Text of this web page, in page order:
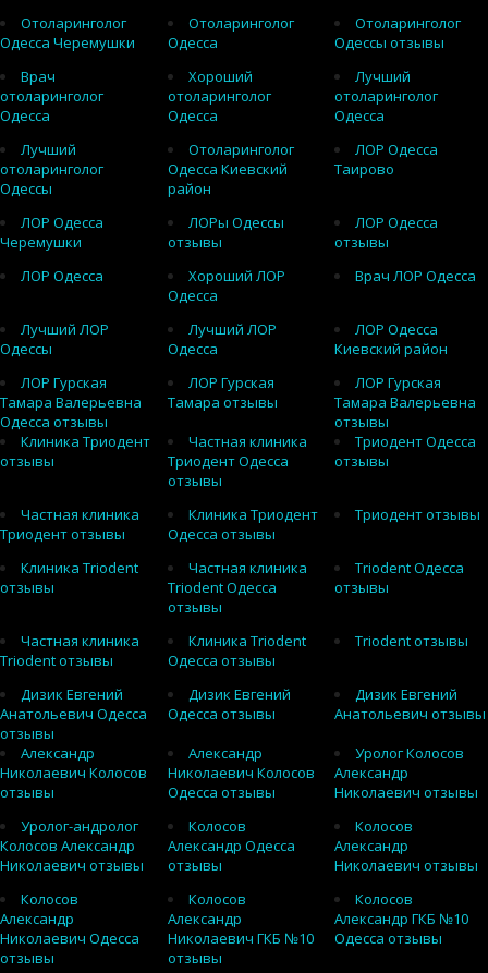
Отоларинголог
Одесса Черемушки
Отоларинголог
Одесса
Отоларинголог
Одессы отзывы
Врач
отоларинголог
Одесса
Хороший
отоларинголог
Одесса
Лучший
отоларинголог
Одесса
Лучший
отоларинголог
Одессы
Отоларинголог
Одесса Киевский
район
ЛОР Одесса
Таирово
ЛОР Одесса
Черемушки
ЛОРы Одессы
отзывы
ЛОР Одесса
отзывы
ЛОР Одесса
Хороший ЛОР
Одесса
Врач ЛОР Одесса
Лучший ЛОР
Одессы
Лучший ЛОР
Одесса
ЛОР Одесса
Киевский район
ЛОР Гурская
Тамара Валерьевна
Одесса отзывы
ЛОР Гурская
Тамара отзывы
ЛОР Гурская
Тамара Валерьевна
отзывы
Клиника Триодент
отзывы
Частная клиника
Триодент Одесса
отзывы
Триодент Одесса
отзывы
Частная клиника
Триодент отзывы
Клиника Триодент
Одесса отзывы
Триодент отзывы
Клиника Triodent
отзывы
Частная клиника
Triodent Одесса
отзывы
Triodent Одесса
отзывы
Частная клиника
Triodent отзывы
Клиника Triodent
Одесса отзывы
Triodent отзывы
Дизик Евгений
Анатольевич Одесса
отзывы
Дизик Евгений
Одесса отзывы
Дизик Евгений
Анатольевич отзывы
Александр
Николаевич Колосов
отзывы
Александр
Николаевич Колосов
Одесса отзывы
Уролог Колосов
Александр
Николаевич отзывы
Уролог-андролог
Колосов Александр
Николаевич отзывы
Колосов
Александр Одесса
отзывы
Колосов
Александр
Николаевич отзывы
Колосов
Александр
Николаевич Одесса
отзывы
Колосов
Александр
Николаевич ГКБ №10
отзывы
Колосов
Александр ГКБ №10
Одесса отзывы